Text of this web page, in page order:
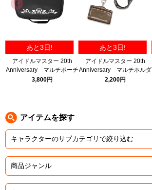
その他先行受付
プレミアム会員とは
テイルズ オブ シリーズ
太鼓の達人
パックマン
ナムコクラシック
ガンダムシリーズ
あと3日!
アイドルマスター 20th
Anniversary マルチポーチ
3,800円
あと3日!
アイドルマスター 20th
Anniversary マルチホルダ
ー
2,200円
アイテムを探す